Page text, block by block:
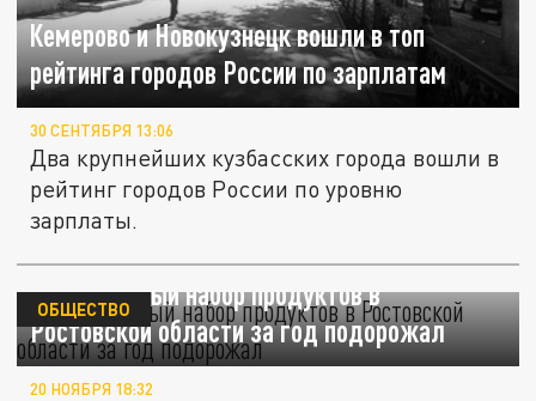
Кемерово и Новокузнецк вошли в топ
рейтинга городов России по зарплатам
30 СЕНТЯБРЯ 13:06
Два крупнейших кузбасских города вошли в
рейтинг городов России по уровню
зарплаты.
Минимальный набор продуктов в
Ростовской области за год подорожал
ОБЩЕСТВО
20 НОЯБРЯ 18:32